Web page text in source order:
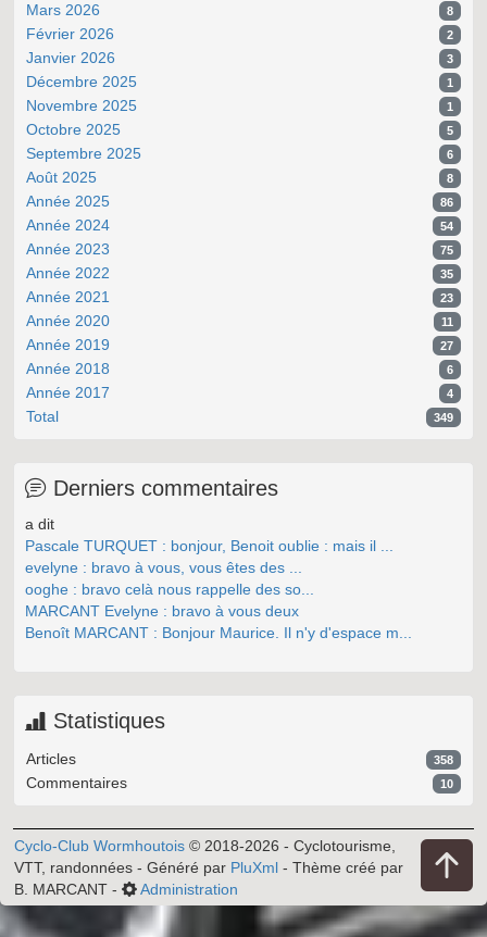
Mars 2026 8
Février 2026 2
Janvier 2026 3
Décembre 2025 1
Novembre 2025 1
Octobre 2025 5
Septembre 2025 6
Août 2025 8
Année 2025 86
Année 2024 54
Année 2023 75
Année 2022 35
Année 2021 23
Année 2020 11
Année 2019 27
Année 2018 6
Année 2017 4
Total 349
Derniers commentaires
a dit
Pascale TURQUET : bonjour, Benoit oublie : mais il ...
evelyne : bravo à vous, vous êtes des ...
ooghe : bravo celà nous rappelle des so...
MARCANT Evelyne : bravo à vous deux
Benoît MARCANT : Bonjour Maurice. Il n'y d'espace m...
Statistiques
Articles 358
Commentaires 10
Cyclo-Club Wormhoutois © 2018-2026 - Cyclotourisme,
VTT, randonnées - Généré par PluXml - Thème créé par
B. MARCANT -
Administration